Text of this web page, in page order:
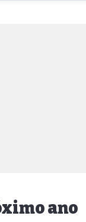
ano